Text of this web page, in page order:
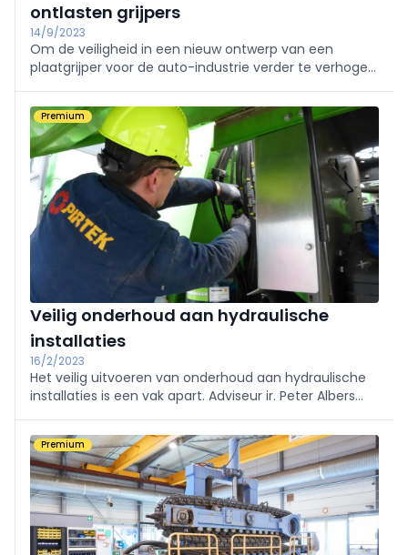
ontlasten grijpers
14/9/2023
Om de veiligheid in een nieuw ontwerp van een
plaatgrijper voor de auto-industrie verder te verhogen,
dempingsspecialist ACE Stoßdämpfer GmbH in de
constructie geïntegreerd.
Premium
Veilig onderhoud aan hydraulische
installaties
16/2/2023
Het veilig uitvoeren van onderhoud aan hydraulische
installaties is een vak apart. Adviseur ir. Peter Albers
gevaren en de maatregelen die nodig zijn om
ongelukken en letsel te voorkomen.
Premium